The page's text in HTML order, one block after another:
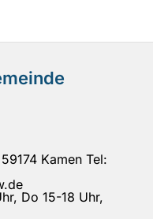
Kamen Tel:
Do 15-18 Uhr,